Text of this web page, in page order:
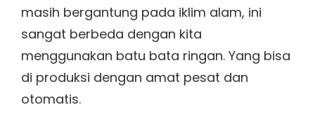
masih bergantung pada iklim alam, ini
sangat berbeda dengan kita
menggunakan batu bata ringan. Yang bisa
di produksi dengan amat pesat dan
otomatis.